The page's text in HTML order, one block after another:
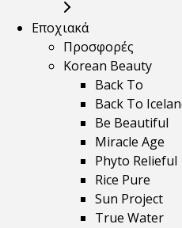
Εποχιακά
Προσφορές
Korean Beauty
Back To
Back To
Be Beautiful
Miracle Age
Phyto Relieful
Rice Pure
Sun Project
True Water